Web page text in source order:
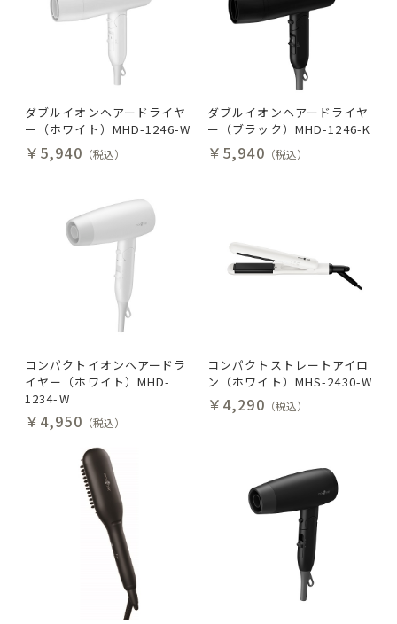
ダブルイオンヘアードライヤ
ー（ホワイト）MHD-1246-W
￥5,940 （税込）
ダブルイオンヘアードライヤ
ー（ブラック）MHD-1246-K
￥5,940 （税込）
コンパクトイオンヘアードラ
イヤー（ホワイト）MHD-
1234-W
￥4,950 （税込）
コンパクトストレートアイロ
ン（ホワイト）MHS-2430-W
￥4,290 （税込）